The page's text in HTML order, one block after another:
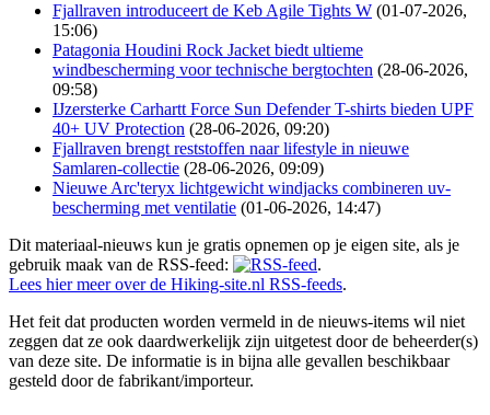
Fjallraven introduceert de Keb Agile Tights W (01-07-2026,
15:06)
Patagonia Houdini Rock Jacket biedt ultieme
windbescherming voor technische bergtochten (28-06-2026,
09:58)
IJzersterke Carhartt Force Sun Defender T-shirts bieden UPF
40+ UV Protection (28-06-2026, 09:20)
Fjallraven brengt reststoffen naar lifestyle in nieuwe
Samlaren-collectie (28-06-2026, 09:09)
Nieuwe Arc'teryx lichtgewicht windjacks combineren uv-
bescherming met ventilatie (01-06-2026, 14:47)
Dit materiaal-nieuws kun je gratis opnemen op je eigen site, als je
gebruik maak van de RSS-feed:
.
Lees hier meer over de Hiking-site.nl RSS-feeds.
Het feit dat producten worden vermeld in de nieuws-items wil niet
zeggen dat ze ook daardwerkelijk zijn uitgetest door de beheerder(s)
van deze site. De informatie is in bijna alle gevallen beschikbaar
gesteld door de fabrikant/importeur.